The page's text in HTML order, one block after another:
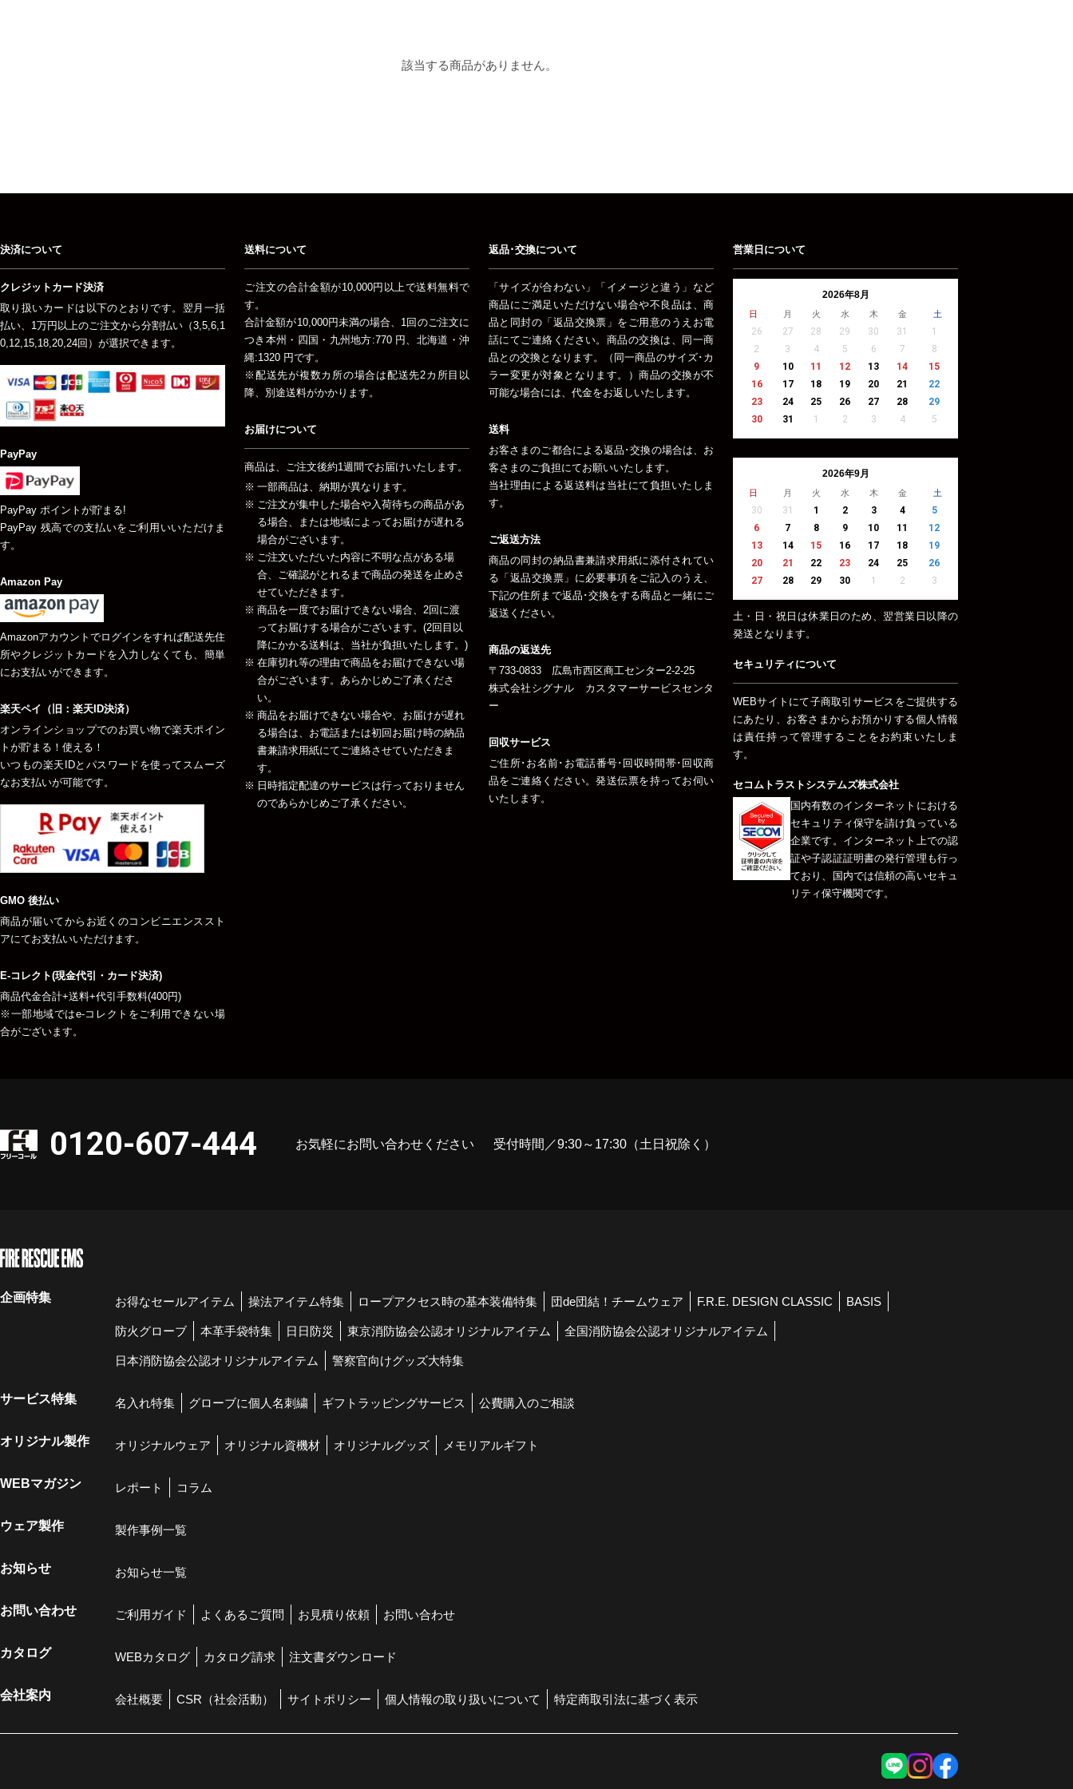
該当する商品がありません。
決済について
クレジットカード決済
取り扱いカードは以下のとおりです。翌月一括
払い、1万円以上のご注文から分割払い（3,5,6,1
0,12,15,18,20,24回）が選択できます。
PayPay
PayPay ポイントが貯まる!
PayPay 残高での支払いをご利用いいただけま
す。
Amazon Pay
Amazonアカウントでログインをすれば配送先住
所やクレジットカードを入力しなくても、簡単
にお支払いができます。
楽天ペイ（旧：楽天ID決済）
オンラインショップでのお買い物で楽天ポイン
トが貯まる！使える！
いつもの楽天IDとパスワードを使ってスムーズ
なお支払いが可能です。
GMO 後払い
商品が届いてからお近くのコンビニエンススト
アにてお支払いいただけます。
E-コレクト(現金代引・カード決済)
商品代金合計+送料+代引手数料(400円)
※一部地域ではe-コレクトをご利用できない場
合がございます。
送料について
ご注文の合計金額が10,000円以上で送料無料で
す。
合計金額が10,000円未満の場合、1回のご注文に
つき本州・四国・九州地方:770 円、北海道・沖
縄:1320 円です。
※配送先が複数カ所の場合は配送先2カ所目以
降、別途送料がかかります。
お届けについて
商品は、ご注文後約1週間でお届けいたします。
一部商品は、納期が異なります。
ご注文が集中した場合や入荷待ちの商品があ
る場合、または地域によってお届けが遅れる
場合がございます。
ご注文いただいた内容に不明な点がある場
合、ご確認がとれるまで商品の発送を止めさ
せていただきます。
商品を一度でお届けできない場合、2回に渡
ってお届けする場合がございます。(2回目以
降にかかる送料は、当社が負担いたします。)
在庫切れ等の理由で商品をお届けできない場
合がございます。あらかじめご了承くださ
い。
商品をお届けできない場合や、お届けが遅れ
る場合は、お電話または初回お届け時の納品
書兼請求用紙にてご連絡させていただきま
す。
日時指定配達のサービスは行っておりません
のであらかじめご了承ください。
返品･交換について
「サイズが合わない」「イメージと違う」など
商品にご満足いただけない場合や不良品は、商
品と同封の「返品交換票」をご用意のうえお電
話にてご連絡ください。商品の交換は、同一商
品との交換となります。（同一商品のサイズ･カ
ラー変更が対象となります。）商品の交換が不
可能な場合には、代金をお返しいたします。
送料
お客さまのご都合による返品･交換の場合は、お
客さまのご負担にてお願いいたします。
当社理由による返送料は当社にて負担いたしま
す。
ご返送方法
商品の同封の納品書兼請求用紙に添付されてい
る「返品交換票」に必要事項をご記入のうえ、
下記の住所まで返品･交換をする商品と一緒にご
返送ください。
商品の返送先
〒733-0833 広島市西区商工センター2-2-25
株式会社シグナル カスタマーサービスセンタ
ー
回収サービス
ご住所･お名前･お電話番号･回収時間帯･回収商
品をご連絡ください。発送伝票を持ってお伺い
いたします。
営業日について
2026年8月
日 月 火 水 木 金 土
26 27 28 29 30 31
1
2
3 4 5 6 7
8
9
10 11 12 13 14
15
16
17 18 19 20 21
22
23
24 25 26 27 28
29
30
31 1 2 3 4 5
2026年9月
日 月 火 水 木 金 土
30 31 1 2 3 4
5
6
7 8 9 10 11
12
13
14 15 16 17 18
19
20
21 22 23 24 25
26
27
28 29 30 1 2 3
土・日・祝日は休業日のため、翌営業日以降の
発送となります。
セキュリティについて
WEBサイトにて子商取引サービスをご提供する
にあたり、お客さまからお預かりする個人情報
は責任持って管理することをお約束いたしま
す。
セコムトラストシステムズ株式会社
国内有数のインターネットにおける
セキュリティ保守を請け負っている
企業です。インターネット上での認
証や子認証証明書の発行管理も行っ
ており、国内では信頼の高いセキュ
リティ保守機関です。
0120-607-444 お気軽にお問い合わせください 受付時間／9:30～17:30（土日祝除く）
企画特集 お得なセールアイテム 操法アイテム特集 ロープアクセス時の基本装備特集 団de団結！チームウェア F.R.E. DESIGN CLASSIC BASIS
防火グローブ 本革手袋特集 日日防災 東京消防協会公認オリジナルアイテム 全国消防協会公認オリジナルアイテム
日本消防協会公認オリジナルアイテム 警察官向けグッズ大特集
サービス特集 名入れ特集 グローブに個人名刺繍 ギフトラッピングサービス 公費購入のご相談
オリジナル製作 オリジナルウェア オリジナル資機材 オリジナルグッズ メモリアルギフト
WEBマガジン レポート コラム
ウェア製作 製作事例一覧
お知らせ お知らせ一覧
お問い合わせ ご利用ガイド よくあるご質問 お見積り依頼 お問い合わせ
カタログ WEBカタログ カタログ請求 注文書ダウンロード
会社案内 会社概要 CSR（社会活動） サイトポリシー 個人情報の取り扱いについて 特定商取引法に基づく表示